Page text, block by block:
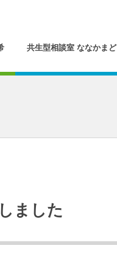
共生型相談室 ななかまど
ました